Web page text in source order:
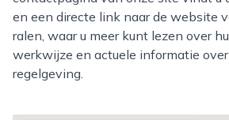
en een directe link naar de website
ralen, waar u meer kunt lezen over
werkwijze en actuele informatie
regelgeving.